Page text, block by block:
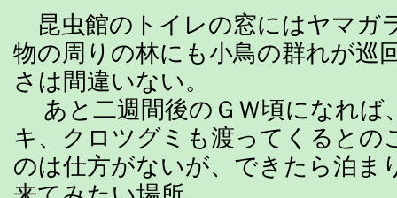
昆虫館のトイレの窓にはヤマガ
物の周りの林にも小鳥の群れが巡
さは間違いない。
あと二週間後のＧＷ頃になれば
キ、クロツグミも渡ってくるとの
のは仕方がないが、できたら泊ま